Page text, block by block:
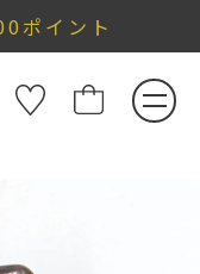
ポイント